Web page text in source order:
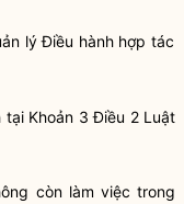
lý Điều hành hợp tác
tại Khoản 3 Điều 2 Luật
còn làm việc trong